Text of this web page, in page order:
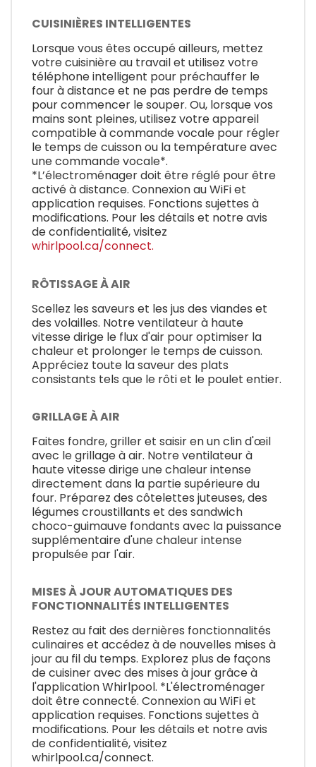
CUISINIÈRES INTELLIGENTES
Lorsque vous êtes occupé ailleurs, mettez
votre cuisinière au travail et utilisez votre
téléphone intelligent pour préchauffer le
four à distance et ne pas perdre de temps
pour commencer le souper. Ou, lorsque vos
mains sont pleines, utilisez votre appareil
compatible à commande vocale pour régler
le temps de cuisson ou la température avec
une commande vocale*.
*L’électroménager doit être réglé pour être
activé à distance. Connexion au WiFi et
application requises. Fonctions sujettes à
modifications. Pour les détails et notre avis
de confidentialité, visitez
whirlpool.ca/connect.
RÔTISSAGE À AIR
Scellez les saveurs et les jus des viandes et
des volailles. Notre ventilateur à haute
vitesse dirige le flux d'air pour optimiser la
chaleur et prolonger le temps de cuisson.
Appréciez toute la saveur des plats
consistants tels que le rôti et le poulet entier.
GRILLAGE À AIR
Faites fondre, griller et saisir en un clin d'œil
avec le grillage à air. Notre ventilateur à
haute vitesse dirige une chaleur intense
directement dans la partie supérieure du
four. Préparez des côtelettes juteuses, des
légumes croustillants et des sandwich
choco-guimauve fondants avec la puissance
supplémentaire d'une chaleur intense
propulsée par l'air.
MISES À JOUR AUTOMATIQUES DES
FONCTIONNALITÉS INTELLIGENTES
Restez au fait des dernières fonctionnalités
culinaires et accédez à de nouvelles mises à
jour au fil du temps. Explorez plus de façons
de cuisiner avec des mises à jour grâce à
l'application Whirlpool. *L'électroménager
doit être connecté. Connexion au WiFi et
application requises. Fonctions sujettes à
modifications. Pour les détails et notre avis
de confidentialité, visitez
whirlpool.ca/connect.